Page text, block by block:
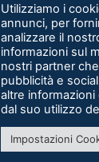
Utilizziamo i
annunci, per
analizzare il
informazioni sul
nostri partner
pubblicità e
altre
dal suo utilizzo
Impostazioni